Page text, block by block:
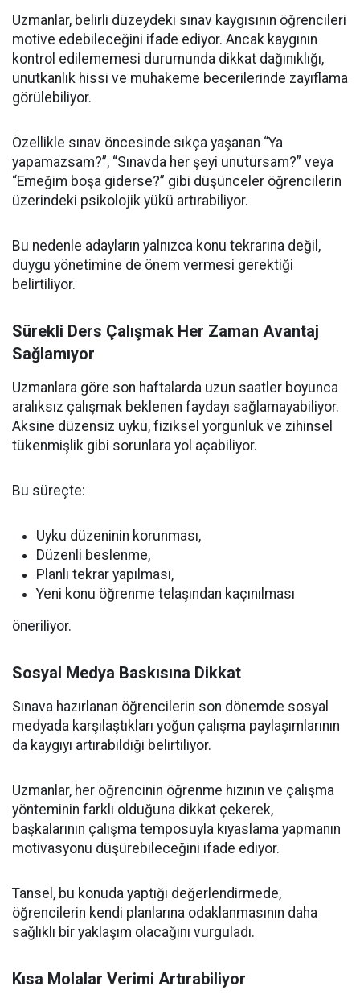
Uzmanlar, belirli düzeydeki sınav kaygısının öğrencileri
motive edebileceğini ifade ediyor. Ancak kaygının
kontrol edilememesi durumunda dikkat dağınıklığı,
unutkanlık hissi ve muhakeme becerilerinde zayıflama
görülebiliyor.
Özellikle sınav öncesinde sıkça yaşanan “Ya
yapamazsam?”, “Sınavda her şeyi unutursam?” veya
“Emeğim boşa giderse?” gibi düşünceler öğrencilerin
üzerindeki psikolojik yükü artırabiliyor.
Bu nedenle adayların yalnızca konu tekrarına değil,
duygu yönetimine de önem vermesi gerektiği
belirtiliyor.
Sürekli Ders Çalışmak Her Zaman Avantaj
Sağlamıyor
Uzmanlara göre son haftalarda uzun saatler boyunca
aralıksız çalışmak beklenen faydayı sağlamayabiliyor.
Aksine düzensiz uyku, fiziksel yorgunluk ve zihinsel
tükenmişlik gibi sorunlara yol açabiliyor.
Bu süreçte:
Uyku düzeninin korunması,
Düzenli beslenme,
Planlı tekrar yapılması,
Yeni konu öğrenme telaşından kaçınılması
öneriliyor.
Sosyal Medya Baskısına Dikkat
Sınava hazırlanan öğrencilerin son dönemde sosyal
medyada karşılaştıkları yoğun çalışma paylaşımlarının
da kaygıyı artırabildiği belirtiliyor.
Uzmanlar, her öğrencinin öğrenme hızının ve çalışma
yönteminin farklı olduğuna dikkat çekerek,
başkalarının çalışma temposuyla kıyaslama yapmanın
motivasyonu düşürebileceğini ifade ediyor.
Tansel, bu konuda yaptığı değerlendirmede,
öğrencilerin kendi planlarına odaklanmasının daha
sağlıklı bir yaklaşım olacağını vurguladı.
Kısa Molalar Verimi Artırabiliyor